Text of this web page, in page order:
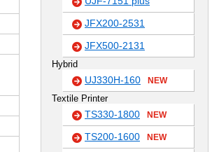
JFX200-2531
JFX500-2131
Hybrid
UJ330H-160 NEW
Textile Printer
TS330-1800 NEW
TS200-1600 NEW